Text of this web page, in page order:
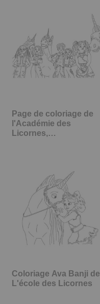
Page de coloriage de
l'Académie des
Licornes,…
Coloriage Ava Banji de
L'école des Licornes